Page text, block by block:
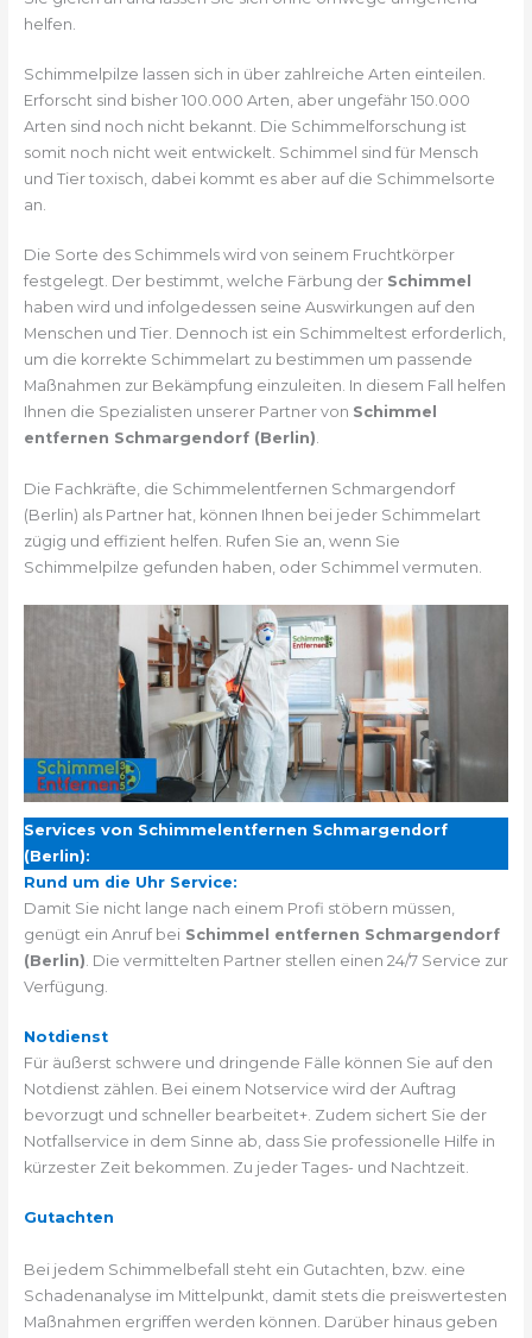
helfen.
Schimmelpilze lassen sich in über zahlreiche Arten einteilen.
Erforscht sind bisher 100.000 Arten, aber ungefähr 150.000
Arten sind noch nicht bekannt. Die Schimmelforschung ist
somit noch nicht weit entwickelt. Schimmel sind für Mensch
und Tier toxisch, dabei kommt es aber auf die Schimmelsorte
an.
Die Sorte des Schimmels wird von seinem Fruchtkörper
festgelegt. Der bestimmt, welche Färbung der Schimmel
haben wird und infolgedessen seine Auswirkungen auf den
Menschen und Tier. Dennoch ist ein Schimmeltest erforderlich,
um die korrekte Schimmelart zu bestimmen um passende
Maßnahmen zur Bekämpfung einzuleiten. In diesem Fall helfen
Ihnen die Spezialisten unserer Partner von Schimmel
entfernen Schmargendorf (Berlin).
Die Fachkräfte, die Schimmelentfernen Schmargendorf
(Berlin) als Partner hat, können Ihnen bei jeder Schimmelart
zügig und effizient helfen. Rufen Sie an, wenn Sie
Schimmelpilze gefunden haben, oder Schimmel vermuten.
Services von Schimmelentfernen Schmargendorf
(Berlin):
Rund um die Uhr Service:
Damit Sie nicht lange nach einem Profi stöbern müssen,
genügt ein Anruf bei Schimmel entfernen Schmargendorf
(Berlin) . Die vermittelten Partner stellen einen 24/7 Service zur
Verfügung.
Notdienst
Für äußerst schwere und dringende Fälle können Sie auf den
Notdienst zählen. Bei einem Notservice wird der Auftrag
bevorzugt und schneller bearbeitet+. Zudem sichert Sie der
Notfallservice in dem Sinne ab, dass Sie professionelle Hilfe in
kürzester Zeit bekommen. Zu jeder Tages- und Nachtzeit.
Gutachten
Bei jedem Schimmelbefall steht ein Gutachten, bzw. eine
Schadenanalyse im Mittelpunkt, damit stets die preiswertesten
Maßnahmen ergriffen werden können. Darüber hinaus geben